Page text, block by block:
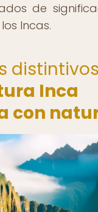
de
Incas.
Inca
con